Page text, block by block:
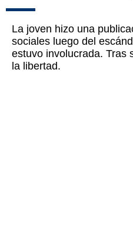
La joven hizo una
sociales luego del
estuvo involucrada. Tras
la libertad.